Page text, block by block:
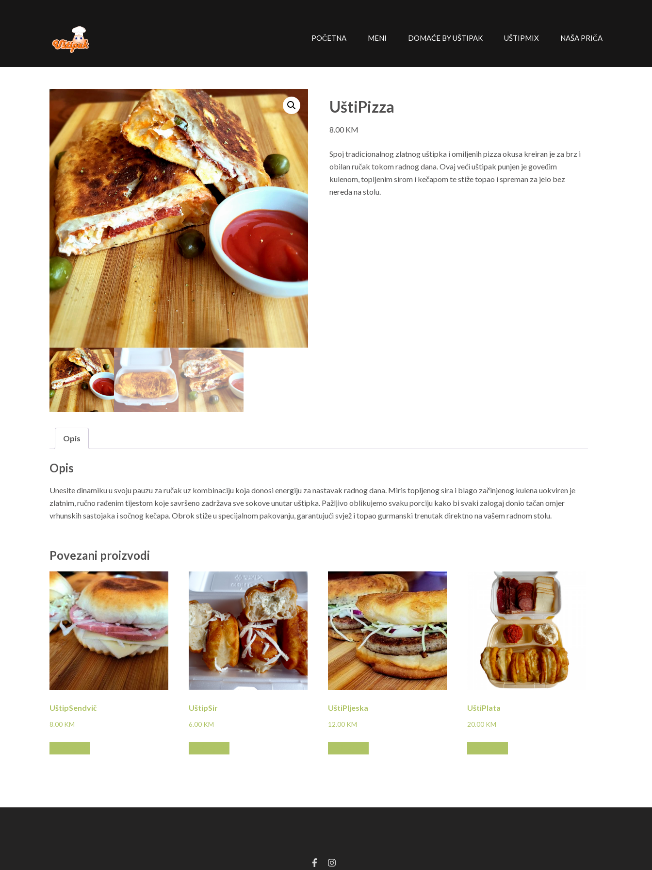
POČETNA MENI DOMAĆE BY UŠTIPAK UŠTIPMIX NAŠA PRIČA
UštiPizza
8.00 KM
Spoj tradicionalnog zlatnog uštipka i omiljenih pizza okusa kreiran je za brz i
obilan ručak tokom radnog dana. Ovaj veći uštipak punjen je goveđim
kulenom, topljenim sirom i kečapom te stiže topao i spreman za jelo bez
nereda na stolu.
Opis
Opis
Unesite dinamiku u svoju pauzu za ručak uz kombinaciju koja donosi energiju za nastavak radnog dana. Miris topljenog sira i blago začinjenog kulena uokviren je
zlatnim, ručno rađenim tijestom koje savršeno zadržava sve sokove unutar uštipka. Pažljivo oblikujemo svaku porciju kako bi svaki zalogaj donio tačan omjer
vrhunskih sastojaka i sočnog kečapa. Obrok stiže u specijalnom pakovanju, garantujući svjež i topao gurmanski trenutak direktno na vašem radnom stolu.
Povezani proizvodi
UštipSendvič
8.00 KM
UštipSir
6.00 KM
UštiPljeska
12.00 KM
UštiPlata
20.00 KM